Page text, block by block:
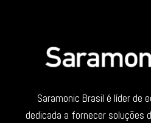
Saramonic Brasil é líder de
dedicada a fornecer soluções